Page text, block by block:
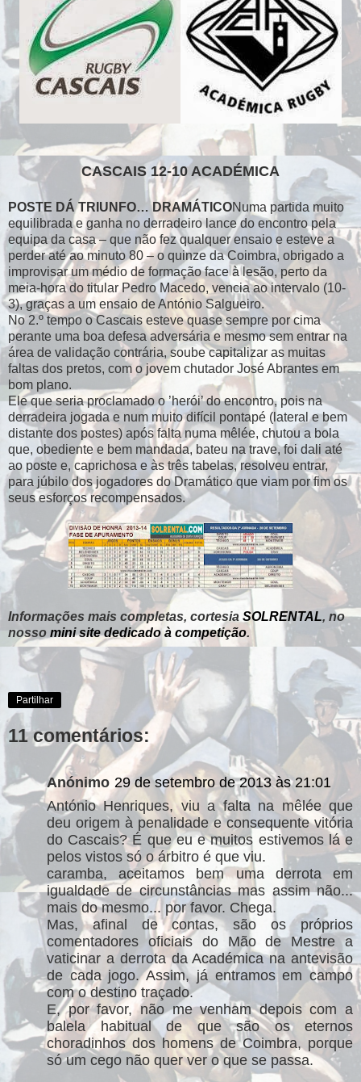
CASCAIS 12-10 ACADÉMICA
POSTE DÁ TRIUNFO… DRAMÁTICONuma partida muito
equilibrada e ganha no derradeiro lance do encontro pela
equipa da casa – que não fez qualquer ensaio e esteve a
perder até ao minuto 80 – o quinze da Coimbra, obrigado a
improvisar um médio de formação face à lesão, perto da
meia-hora do titular Pedro Macedo, vencia ao intervalo (10-
3), graças a um ensaio de António Salgueiro.
No 2.º tempo o Cascais esteve quase sempre por cima
perante uma boa defesa adversária e mesmo sem entrar na
área de validação contrária, soube capitalizar as muitas
faltas dos pretos, com o jovem chutador José Abrantes em
bom plano.
Ele que seria proclamado o ’herói’ do encontro, pois na
derradeira jogada e num muito difícil pontapé (lateral e bem
distante dos postes) após falta numa mêlée, chutou a bola
que, obediente e bem mandada, bateu na trave, foi dali até
ao poste e, caprichosa e às três tabelas, resolveu entrar,
para júbilo dos jogadores do Dramático que viam por fim os
seus esforços recompensados.
Informações mais completas, cortesia SOLRENTAL, no
nosso mini site dedicado à competição.
Partilhar
11 comentários:
Anónimo 29 de setembro de 2013 às 21:01
António Henriques, viu a falta na mêlée que
deu origem à penalidade e consequente vitória
do Cascais? É que eu e muitos estivemos lá e
pelos vistos só o árbitro é que viu.
caramba, aceitamos bem uma derrota em
igualdade de circunstâncias mas assim não...
mais do mesmo... por favor. Chega.
Mas, afinal de contas, são os próprios
comentadores oficiais do Mão de Mestre a
vaticinar a derrota da Académica na antevisão
de cada jogo. Assim, já entramos em campo
com o destino traçado.
E, por favor, não me venham depois com a
balela habitual de que são os eternos
choradinhos dos homens de Coimbra, porque
só um cego não quer ver o que se passa.